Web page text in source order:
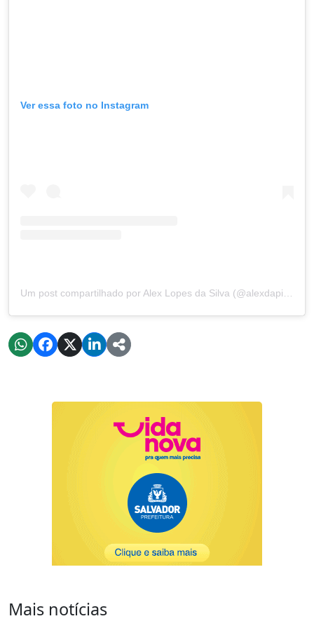
Ver essa foto no Instagram
Mais notícias